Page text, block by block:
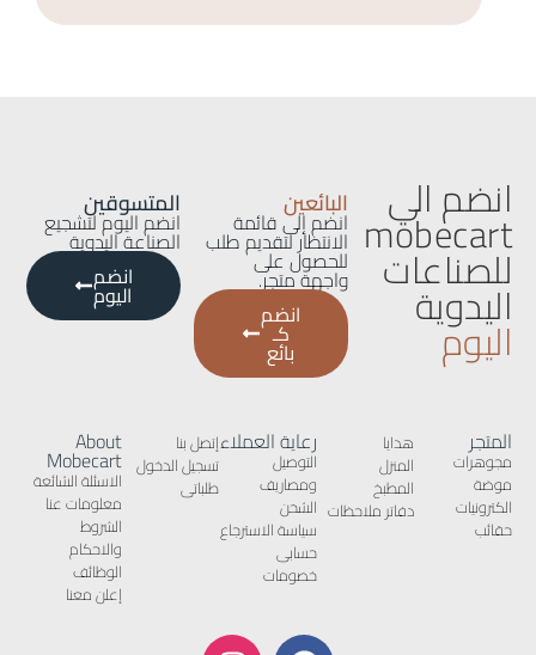
انضم الي
mobecart
للصناعات
اليدوية
اليوم
البائعين
انضم إلى قائمة
الانتظار لتقديم طلب
للحصول على
واجهة متجر.
انضم
كـ
بائع
المتسوقين
انضم اليوم لتشجيع
الصناعة اليدوية
انضم
اليوم
المتجر
مجوهرات
موضة
الكترونيات
حقائب
هدايا
المنزل
المطبخ
دفاتر ملاحظات
رعاية العملاء
التوصيل
ومصاريف
الشحن
سياسة الاسترجاع
حسابى
خصومات
إتصل بنا
تسجيل الدخول
طلباتى
About
Mobecart
الاسئلة الشائعة
معلومات عنا
الشروط
والاحكام
الوظائف
إعلن معنا